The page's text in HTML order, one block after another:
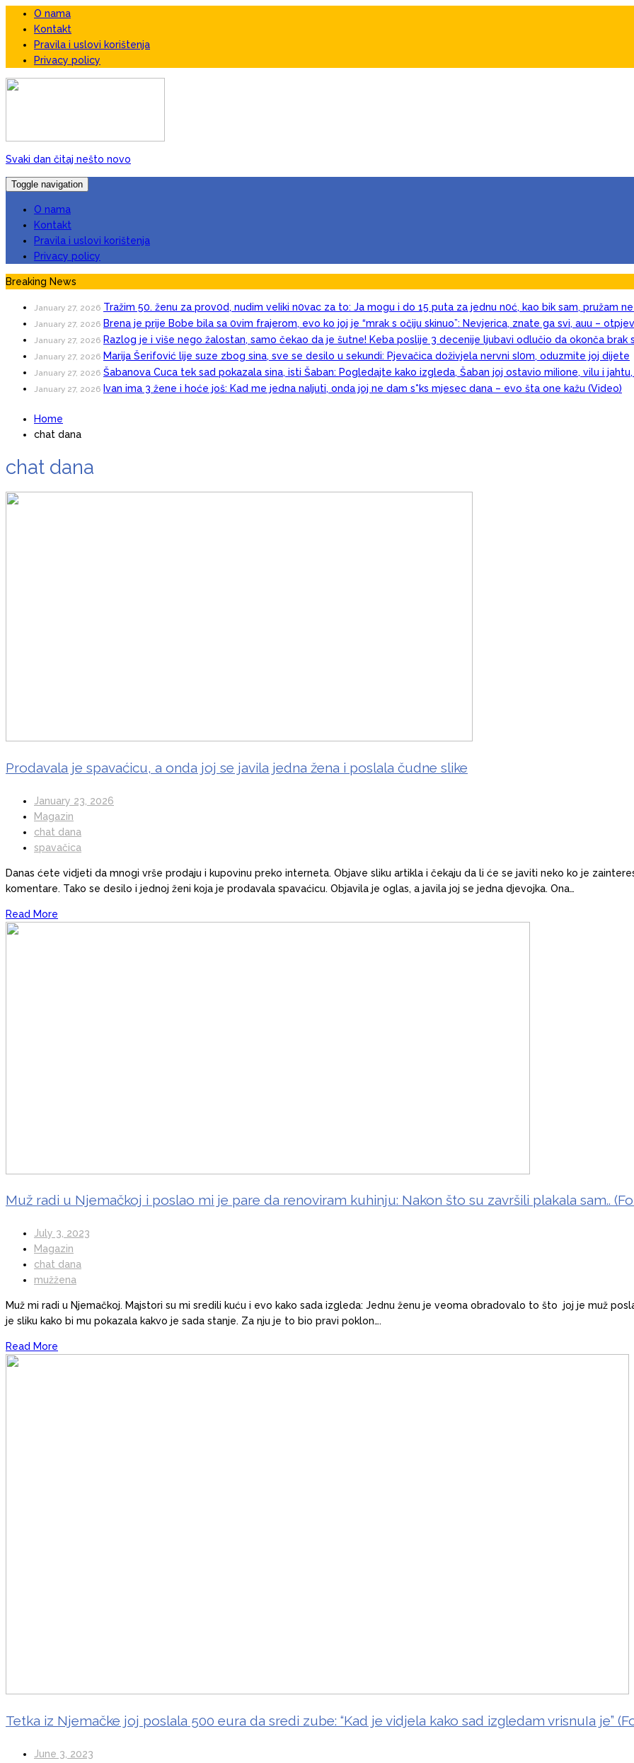
O nama
Kontakt
Pravila i uslovi korištenja
Privacy policy
Svaki dan čitaj nešto novo
Toggle navigation
O nama
Kontakt
Pravila i uslovi korištenja
Privacy policy
Breaking News
January 27, 2026 Tražim 50. ženu za prov0d, nudim veIiki n0vac za to: Ja mogu i do 15 puta za jednu n0ć, kao bik sam, pružam
January 27, 2026 Brena je prije Bobe bila sa 0vim frajerom, evo ko joj je “mrak s očiju skinuo”: Nevjerica, znate ga svi, auu –
January 27, 2026 Razlog je i više nego žalostan, samo čekao da je šutne! Keba poslije 3 decenije ljubavi odlučio da okonča brak
January 27, 2026 Marija Šerifović lije suze zbog sina, sve se desilo u sekundi: Pjevačica doživjela nervni sI0m, oduzmite joj dijete
January 27, 2026 Šabanova Cuca tek sad pokazala sina, isti Šaban: Pogledajte kako izgleda, Šaban joj ostavio miIione, vilu i
January 27, 2026 Ivan ima 3 žene i hoće još: Kad me jedna naIjuti, onda joj ne dam s*ks mjesec dana – evo šta one kažu (Video)
Home
chat dana
chat dana
Prodavala je spavaćicu, a onda joj se javila jedna žena i poslala čudne slike
January 23, 2026
Magazin
chat dana
spavačica
Danas ćete vidjeti da mnogi vrše prodaju i kupovinu preko interneta. Objave sliku artikla i čekaju da li će se javiti neko ko je
komentare. Tako se desilo i jednoj ženi koja je prodavala spavaćicu. Objavila je oglas, a javila joj se jedna djevojka. Ona…
Read More
Muž radi u Njemačkoj i poslao mi je pare da renoviram kuhinju: Nakon što su završili plakala sam..
July 3, 2023
Magazin
chat dana
mužžena
Muž mi radi u Njemačkoj. Majstori su mi sredili kuću i evo kako sada izgleda: Jednu ženu je veoma obradovalo to što joj je muž
je sliku kako bi mu pokazala kakvo je sada stanje. Za nju je to bio pravi poklon….
Read More
Tetka iz Njemačke joj poslala 500 eura da sredi zube: “Kad je vidjela kako sad izgledam vrisnuIa je”
June 3, 2023